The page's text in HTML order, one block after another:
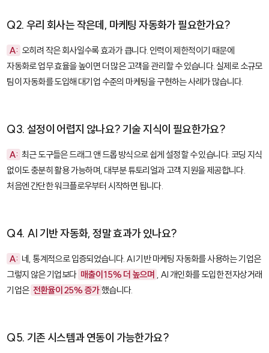
Q2. 우리 회사는 작은데, 마케팅 자동화가 필요한가요?
A: 오히려 작은 회사일수록 효과가 큽니다. 인력이 제한적이기 때문에
자동화로 업무 효율을 높이면 더 많은 고객을 관리할 수 있습니다. 실제로 소규모
팀이 자동화를 도입해 대기업 수준의 마케팅을 구현하는 사례가 많습니다.
Q3. 설정이 어렵지 않나요? 기술 지식이 필요한가요?
A: 최근 도구들은 드래그 앤 드롭 방식으로 쉽게 설정할 수 있습니다. 코딩 지식
없이도 충분히 활용 가능하며, 대부분 튜토리얼과 고객 지원을 제공합니다.
처음엔 간단한 워크플로우부터 시작하면 됩니다.
Q4. AI 기반 자동화, 정말 효과가 있나요?
A: 네, 통계적으로 입증되었습니다. AI 기반 마케팅 자동화를 사용하는 기업은
그렇지 않은 기업보다 매출이 15% 더 높으며 , AI 개인화를 도입한 전자상거래
기업은 전환율이 25% 증가 했습니다.
Q5. 기존 시스템과 연동이 가능한가요?